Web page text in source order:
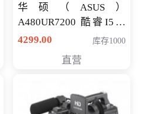
华硕（ASUS）
A480UR7200 酷睿I5超
薄学生办公游戏独显笔
NV930-2G独
4299.00 库存1000
直营